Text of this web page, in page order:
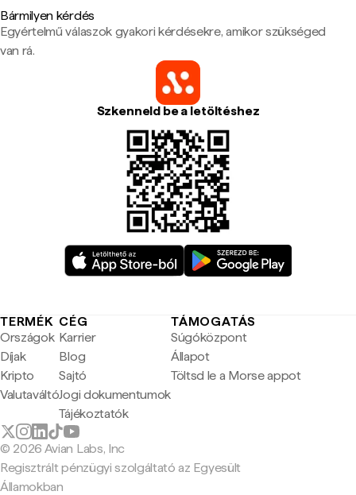
Bármilyen kérdés
Egyértelmű válaszok gyakori kérdésekre, amikor szükséged
van rá.
Szkenneld be a letöltéshez
TERMÉK
Országok
Díjak
Kripto
Valutaváltó
CÉG
Karrier
Blog
Sajtó
Jogi dokumentumok
Tájékoztatók
TÁMOGATÁS
Súgóközpont
Állapot
Töltsd le a Morse appot
© 2026 Avian Labs, Inc
Regisztrált pénzügyi szolgáltató az Egyesült
Államokban